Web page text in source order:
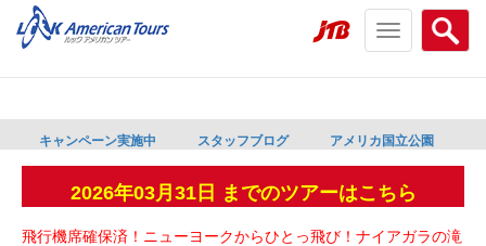
Search
menu
Toggle
navigation
キャンペーン実施中 スタッフブログ アメリカ国立公園
2026年03月31日 までのツアーはこちら
飛行機席確保済！ニューヨークからひとっ飛び！ナイアガラの滝